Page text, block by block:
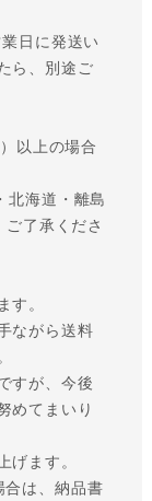
日に発送い
ら、別途ご
以上の場合
北海道・離島
了承くださ
。
ながら送料
すが、今後
めてまいり
ます。
合は、納品書